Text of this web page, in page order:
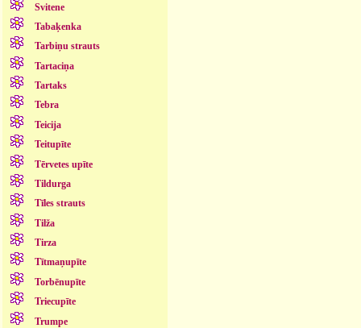
Svitene
Tabaķenka
Tarbiņu strauts
Tartaciņa
Tartaks
Tebra
Teicija
Teitupīte
Tērvetes upīte
Tildurga
Tīles strauts
Tilža
Tirza
Tītmaņupīte
Torbēnupīte
Triecupīte
Trumpe